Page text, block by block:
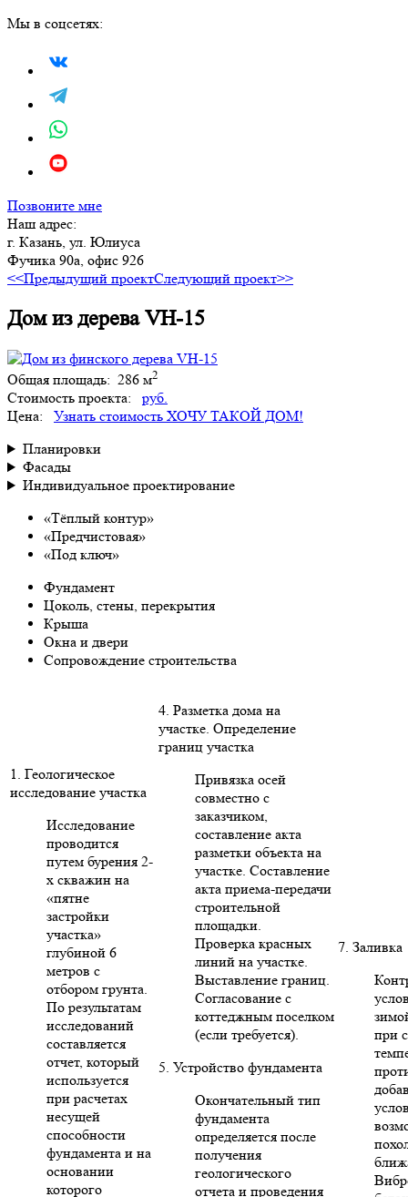
Мы в соцсетях:
Позвоните мне
Наш адрес:
г. Казань, ул. Юлиуса
Фучика 90а, офис 926
<<Предыдущий проектСледующий проект>>
Дом из дерева VH-15
Общая площадь: 286 м2
Стоимость проекта:
руб.
Цена:
Узнать стоимость ХОЧУ ТАКОЙ ДОМ!
Планировки
Фасады
Индивидуальное проектирование
«Тёплый контур»
«Предчистовая»
«Под ключ»
Фундамент
Цоколь, стены, перекрытия
Крыша
Окна и двери
Сопровождение строительства
1. Геологическое
исследование участка
Исследование
проводится
путем бурения 2-
х скважин на
«пятне
застройки
участка»
глубиной 6
метров с
отбором грунта.
По результатам
исследований
составляется
отчет, который
используется
при расчетах
несущей
способности
фундамента и на
основании
которого
4. Разметка дома на
участке. Определение
границ участка
Привязка осей
совместно с
заказчиком,
составление акта
разметки объекта на
участке. Составление
акта приема-передачи
строительной
площадки.
Проверка красных
линий на участке.
Выставление границ.
Согласование с
коттеджным поселком
(если требуется).
5. Устройство фундамента
Окончательный тип
фундамента
определяется после
получения
геологического
отчета и проведения
7. Заливка
при